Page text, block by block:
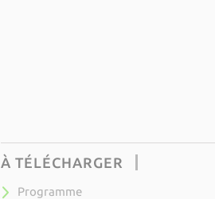
À TÉLÉCHARGER
Programme